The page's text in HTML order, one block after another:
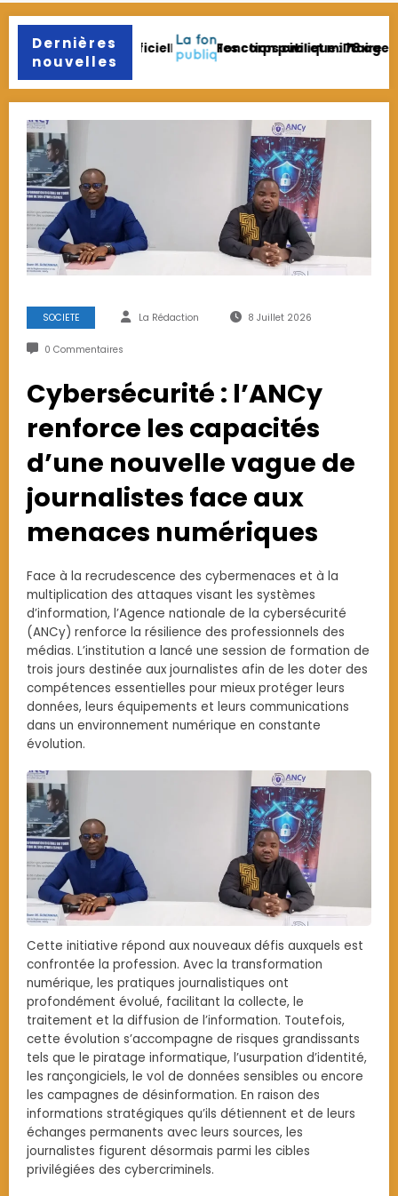
Dernières
nouvelles
agents licenciés pour fraude et faux diplômes
Agropole de Kara :
SOCIETE La Rédaction 8 Juillet 2026
0 Commentaires
Cybersécurité : l’ANCy
renforce les capacités
d’une nouvelle vague de
journalistes face aux
menaces numériques
Face à la recrudescence des cybermenaces et à la
multiplication des attaques visant les systèmes
d’information, l’Agence nationale de la cybersécurité
(ANCy) renforce la résilience des professionnels des
médias. L’institution a lancé une session de formation de
trois jours destinée aux journalistes afin de les doter des
compétences essentielles pour mieux protéger leurs
données, leurs équipements et leurs communications
dans un environnement numérique en constante
évolution.
Cette initiative répond aux nouveaux défis auxquels est
confrontée la profession. Avec la transformation
numérique, les pratiques journalistiques ont
profondément évolué, facilitant la collecte, le
traitement et la diffusion de l’information. Toutefois,
cette évolution s’accompagne de risques grandissants
tels que le piratage informatique, l’usurpation d’identité,
les rançongiciels, le vol de données sensibles ou encore
les campagnes de désinformation. En raison des
informations stratégiques qu’ils détiennent et de leurs
échanges permanents avec leurs sources, les
journalistes figurent désormais parmi les cibles
privilégiées des cybercriminels.